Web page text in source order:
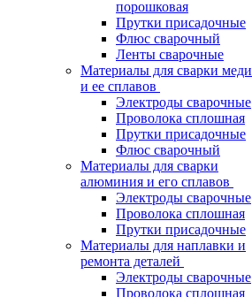
порошковая
Прутки присадочные
Флюс сварочный
Ленты сварочные
Материалы для сварки меди
и ее сплавов
Электроды сварочные
Проволока сплошная
Прутки присадочные
Флюс сварочный
Материалы для сварки
алюминия и его сплавов
Электроды сварочные
Проволока сплошная
Прутки присадочные
Материалы для наплавки и
ремонта деталей
Электроды сварочные
Проволока сплошная